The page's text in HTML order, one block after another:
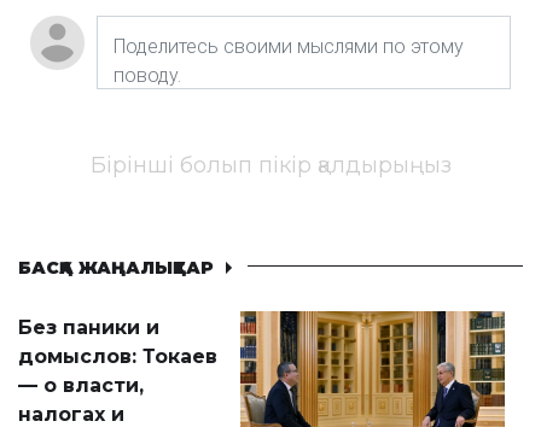
Бірінші болып пікір қалдырыңыз
БАСҚА ЖАҢАЛЫҚТАР
Без паники и
домыслов: Токаев
— о власти,
налогах и